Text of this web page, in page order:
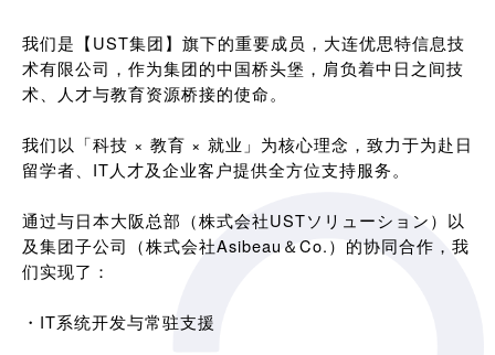
我们是【UST集团】旗下的重要成员，大连优思特信息技
术有限公司，作为集团的中国桥头堡，肩负着中日之间技
术、人才与教育资源桥接的使命。
我们以「科技 × 教育 × 就业」为核心理念，致力于为赴日
留学者、IT人才及企业客户提供全方位支持服务。
通过与日本大阪总部（株式会社USTソリューション）以
及集团子公司（株式会社Asibeau＆Co.）的协同合作，我
们实现了：
・IT系统开发与常驻支援